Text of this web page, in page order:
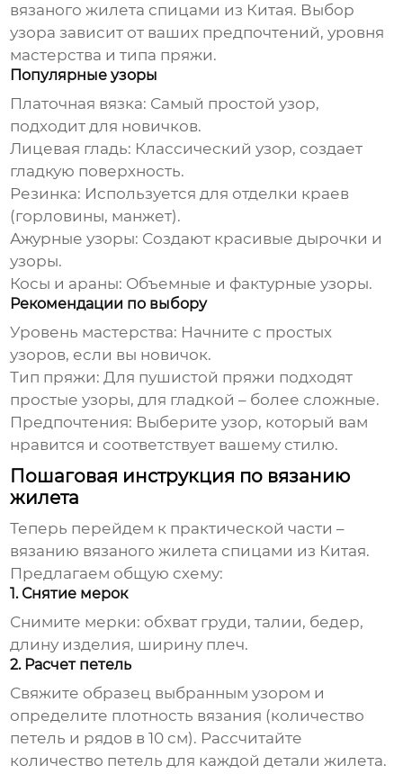
вязаного жилета спицами из Китая. Выбор
узора зависит от ваших предпочтений, уровня
мастерства и типа пряжи.
Популярные узоры
Платочная вязка: Самый простой узор,
подходит для новичков.
Лицевая гладь: Классический узор, создает
гладкую поверхность.
Резинка: Используется для отделки краев
(горловины, манжет).
Ажурные узоры: Создают красивые дырочки и
узоры.
Косы и араны: Объемные и фактурные узоры.
Рекомендации по выбору
Уровень мастерства: Начните с простых
узоров, если вы новичок.
Тип пряжи: Для пушистой пряжи подходят
простые узоры, для гладкой – более сложные.
Предпочтения: Выберите узор, который вам
нравится и соответствует вашему стилю.
Пошаговая инструкция по вязанию
жилета
Теперь перейдем к практической части –
вязанию вязаного жилета спицами из Китая.
Предлагаем общую схему:
1. Снятие мерок
Снимите мерки: обхват груди, талии, бедер,
длину изделия, ширину плеч.
2. Расчет петель
Свяжите образец выбранным узором и
определите плотность вязания (количество
петель и рядов в 10 см). Рассчитайте
количество петель для каждой детали жилета.